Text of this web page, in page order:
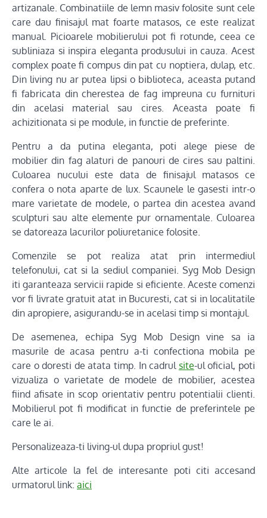
artizanale. Combinatiile de lemn masiv folosite sunt cele
care dau finisajul mat foarte matasos, ce este realizat
manual. Picioarele mobilierului pot fi rotunde, ceea ce
subliniaza si inspira eleganta produsului in cauza. Acest
complex poate fi compus din pat cu noptiera, dulap, etc.
Din living nu ar putea lipsi o biblioteca, aceasta putand
fi fabricata din cherestea de fag impreuna cu furnituri
din acelasi material sau cires. Aceasta poate fi
achizitionata si pe module, in functie de preferinte.
Pentru a da putina eleganta, poti alege piese de
mobilier din fag alaturi de panouri de cires sau paltini.
Culoarea nucului este data de finisajul matasos ce
confera o nota aparte de lux. Scaunele le gasesti intr-o
mare varietate de modele, o partea din acestea avand
sculpturi sau alte elemente pur ornamentale. Culoarea
se datoreaza lacurilor poliuretanice folosite.
Comenzile se pot realiza atat prin intermediul
telefonului, cat si la sediul companiei. Syg Mob Design
iti garanteaza servicii rapide si eficiente. Aceste comenzi
vor fi livrate gratuit atat in Bucuresti, cat si in localitatile
din apropiere, asigurandu-se in acelasi timp si montajul.
De asemenea, echipa Syg Mob Design vine sa ia
masurile de acasa pentru a-ti confectiona mobila pe
care o doresti de atata timp. In cadrul site-ul oficial, poti
vizualiza o varietate de modele de mobilier, acestea
fiind afisate in scop orientativ pentru potentialii clienti.
Mobilierul pot fi modificat in functie de preferintele pe
care le ai.
Personalizeaza-ti living-ul dupa propriul gust!
Alte articole la fel de interesante poti citi accesand
urmatorul link: aici